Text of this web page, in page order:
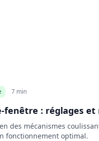
7 min
fenêtre : réglages
des mécanismes
fonctionnement optimal.